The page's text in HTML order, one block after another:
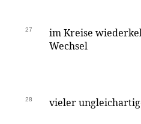
27
im Kreise
Wechsel
28 vieler